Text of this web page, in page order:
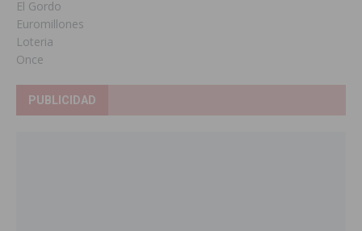
El Gordo
Euromillones
Loteria
Once
PUBLICIDAD